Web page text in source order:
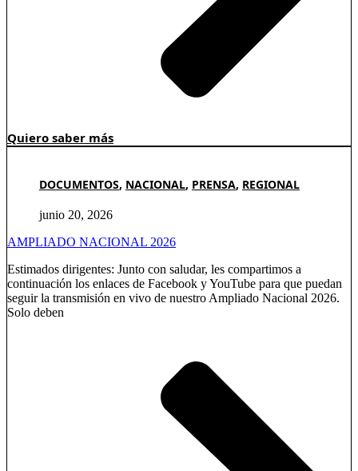
Quiero saber más
DOCUMENTOS, NACIONAL, PRENSA, REGIONAL
junio 20, 2026
AMPLIADO NACIONAL 2026
Estimados dirigentes: Junto con saludar, les compartimos a
continuación los enlaces de Facebook y YouTube para que puedan
seguir la transmisión en vivo de nuestro Ampliado Nacional 2026.
Solo deben